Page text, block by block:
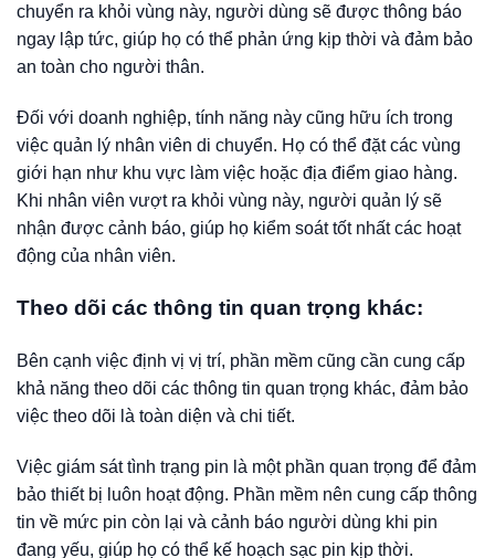
chuyển ra khỏi vùng này, người dùng sẽ được thông báo
ngay lập tức, giúp họ có thể phản ứng kịp thời và đảm bảo
an toàn cho người thân.
Đối với doanh nghiệp, tính năng này cũng hữu ích trong
việc quản lý nhân viên di chuyển. Họ có thể đặt các vùng
giới hạn như khu vực làm việc hoặc địa điểm giao hàng.
Khi nhân viên vượt ra khỏi vùng này, người quản lý sẽ
nhận được cảnh báo, giúp họ kiểm soát tốt nhất các hoạt
động của nhân viên.
Theo dõi các thông tin quan trọng khác:
Bên cạnh việc định vị vị trí, phần mềm cũng cần cung cấp
khả năng theo dõi các thông tin quan trọng khác, đảm bảo
việc theo dõi là toàn diện và chi tiết.
Việc giám sát tình trạng pin là một phần quan trọng để đảm
bảo thiết bị luôn hoạt động. Phần mềm nên cung cấp thông
tin về mức pin còn lại và cảnh báo người dùng khi pin
đang yếu, giúp họ có thể kế hoạch sạc pin kịp thời.